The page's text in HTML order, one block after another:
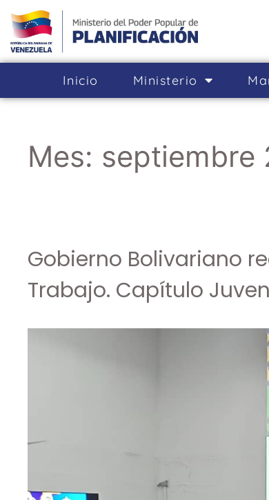
Inicio Ministerio
Mes: septiembre
Gobierno Bolivariano
Trabajo. Capítulo